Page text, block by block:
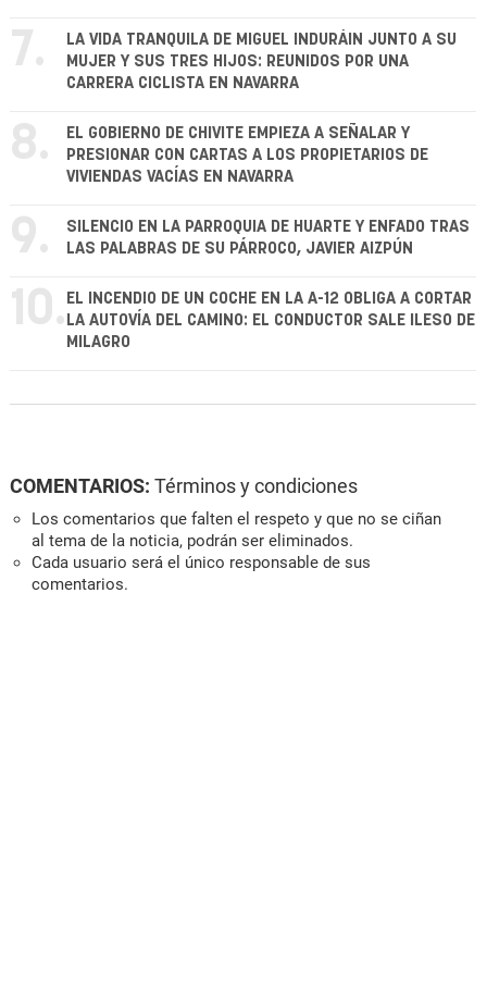
7.
LA VIDA TRANQUILA DE MIGUEL INDURÁIN JUNTO A SU
MUJER Y SUS TRES HIJOS: REUNIDOS POR UNA
CARRERA CICLISTA EN NAVARRA
8.
EL GOBIERNO DE CHIVITE EMPIEZA A SEÑALAR Y
PRESIONAR CON CARTAS A LOS PROPIETARIOS DE
VIVIENDAS VACÍAS EN NAVARRA
9.
SILENCIO EN LA PARROQUIA DE HUARTE Y ENFADO TRAS
LAS PALABRAS DE SU PÁRROCO, JAVIER AIZPÚN
10. EL INCENDIO DE UN COCHE EN LA A-12 OBLIGA A CORTAR
LA AUTOVÍA DEL CAMINO: EL CONDUCTOR SALE ILESO DE
MILAGRO
COMENTARIOS: Términos y condiciones
Los comentarios que falten el respeto y que no se ciñan
al tema de la noticia, podrán ser eliminados.
Cada usuario será el único responsable de sus
comentarios.